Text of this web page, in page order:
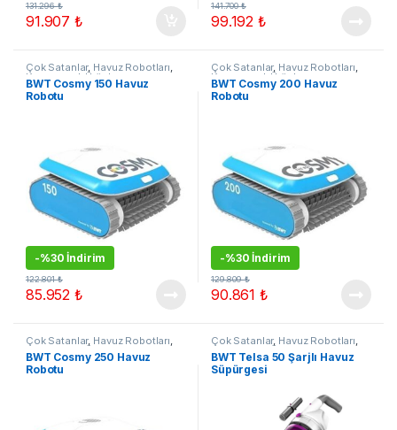
91.907₺
131.296₺
99.192₺
141.700₺
Çok Satanlar, Havuz Robotları,
Kampanyalı Ürünler
BWT Cosmy 150 Havuz
Robotu
-%30 İndirim
85.952₺
122.801₺
Çok Satanlar, Havuz Robotları,
Kampanyalı Ürünler
BWT Cosmy 200 Havuz
Robotu
-%30 İndirim
90.861₺
129.809₺
Çok Satanlar, Havuz Robotları,
Kampanyalı Ürünler
BWT Cosmy 250 Havuz
Robotu
Çok Satanlar, Havuz Robotları,
Kampanyalı Ürünler
BWT Telsa 50 Şarjlı Havuz
Süpürgesi